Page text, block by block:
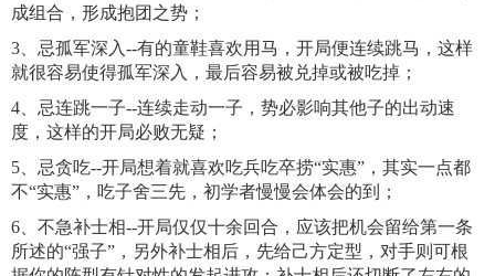
成组合，形成抱团之势；
3、忌孤军深入--有的童鞋喜欢用马，开局便连续跳马，这样
就很容易使得孤军深入，最后容易被兑掉或被吃掉；
4、忌连跳一子--连续走动一子，势必影响其他子的出动速
度，这样的开局必败无疑；
5、忌贪吃--开局想着就喜欢吃兵吃卒捞“实惠”，其实一点都
不“实惠”，吃子舍三先，初学者慢慢会体会的到；
6、不急补士相--开局仅仅十余回合，应该把机会留给第一条
所述的“强子”，另外补士相后，先给己方定型，对手则可根